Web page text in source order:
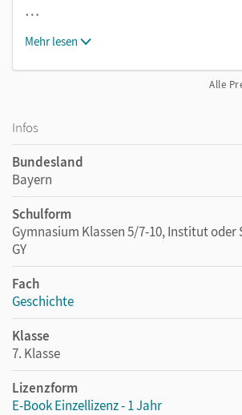
…
Mehr lesen
Alle
Infos
Bundesland
Bayern
Schulform
Gymnasium Klassen 5/7-10, Institut oder
GY
Fach
Geschichte
Klasse
7. Klasse
Lizenzform
E-Book Einzellizenz - 1 Jahr